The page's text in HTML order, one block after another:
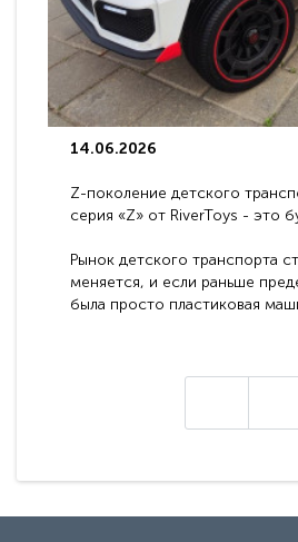
14.06.2026
Z-поколение детского
серия «Z» от RiverToys - это
Рынок детского транспорта
меняется, и если раньше
была просто пластиковая